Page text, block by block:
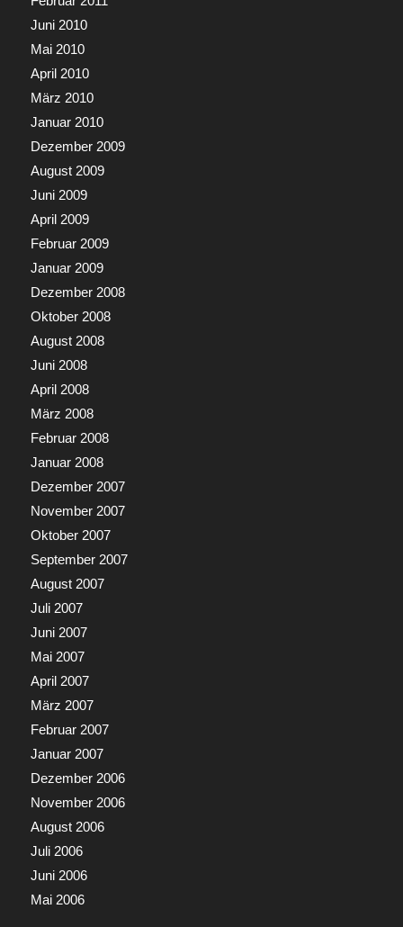
Juni 2010
Mai 2010
April 2010
März 2010
Januar 2010
Dezember 2009
August 2009
Juni 2009
April 2009
Februar 2009
Januar 2009
Dezember 2008
Oktober 2008
August 2008
Juni 2008
April 2008
März 2008
Februar 2008
Januar 2008
Dezember 2007
November 2007
Oktober 2007
September 2007
August 2007
Juli 2007
Juni 2007
Mai 2007
April 2007
März 2007
Februar 2007
Januar 2007
Dezember 2006
November 2006
August 2006
Juli 2006
Juni 2006
Mai 2006